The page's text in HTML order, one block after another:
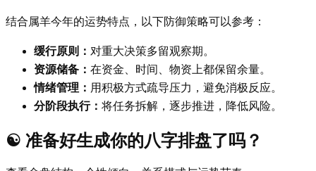
结合属羊今年的运势特点，以下防御策略可以参考：
缓行原则： 对重大决策多留观察期。
资源储备： 在资金、时间、物资上都保留余量。
情绪管理： 用积极方式疏导压力，避免消极反应。
分阶段执行： 将任务拆解，逐步推进，降低风险。
☯️ 准备好生成你的八字排盘了吗？